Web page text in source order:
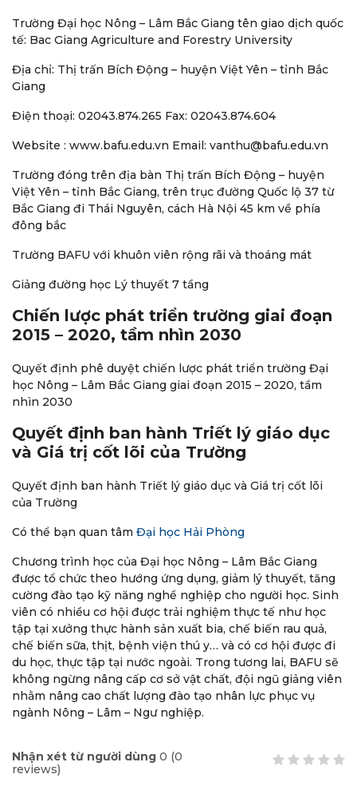
Trường Đại học Nông – Lâm Bắc Giang tên giao dịch quốc
tế: Bac Giang Agriculture and Forestry University
Địa chỉ: Thị trấn Bích Động – huyện Việt Yên – tỉnh Bắc
Giang
Điện thoại: 02043.874.265 Fax: 02043.874.604
Website : www.bafu.edu.vn Email: vanthu@bafu.edu.vn
Trường đóng trên địa bàn Thị trấn Bích Động – huyện
Việt Yên – tỉnh Bắc Giang, trên trục đường Quốc lộ 37 từ
Bắc Giang đi Thái Nguyên, cách Hà Nội 45 km về phía
đông bắc
Trường BAFU với khuôn viên rộng rãi và thoáng mát
Giảng đường học Lý thuyết 7 tầng
Chiến lược phát triển trường giai đoạn
2015 – 2020, tầm nhìn 2030
Quyết định phê duyệt chiến lược phát triển trường Đại
học Nông – Lâm Bắc Giang giai đoạn 2015 – 2020, tầm
nhìn 2030
Quyết định ban hành Triết lý giáo dục
và Giá trị cốt lõi của Trường
Quyết định ban hành Triết lý giáo dục và Giá trị cốt lõi
của Trường
Có thể bạn quan tâm Đại học Hải Phòng
Chương trình học của Đại học Nông – Lâm Bắc Giang
được tổ chức theo hướng ứng dụng, giảm lý thuyết, tăng
cường đào tạo kỹ năng nghề nghiệp cho người học. Sinh
viên có nhiều cơ hội được trải nghiệm thực tế như học
tập tại xưởng thực hành sản xuất bia, chế biến rau quả,
chế biến sữa, thịt, bệnh viện thú y… và có cơ hội được đi
du học, thực tập tại nước ngoài. Trong tương lai, BAFU sẽ
không ngừng nâng cấp cơ sở vật chất, đội ngũ giảng viên
nhằm nâng cao chất lượng đào tạo nhân lực phục vụ
ngành Nông – Lâm – Ngư nghiệp.
Nhận xét từ người dùng 0 (0
reviews)